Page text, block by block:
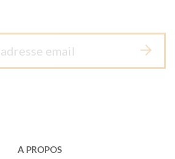
A PROPOS